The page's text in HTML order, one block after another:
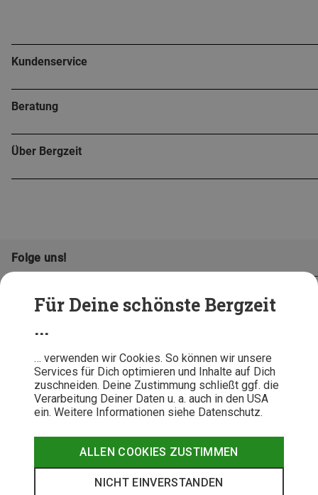
Für Deine schönste Bergzeit
...
… verwenden wir Cookies. So können wir unsere
Services für Dich optimieren und Inhalte auf Dich
zuschneiden. Deine Zustimmung schließt ggf. die
Verarbeitung Deiner Daten u. a. auch in den USA
ein. Weitere Informationen siehe Datenschutz.
ALLEN COOKIES ZUSTIMMEN
NICHT EINVERSTANDEN
Kundenservice
Beratung
Über Bergzeit
Folge uns!
© 2026 Bergzeit GmbH © Bergsport, Outdoor & Trekking Shop